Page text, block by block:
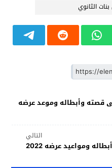
الثانوي
قصته وأبطاله وموعد عرضه
التالي
ومواعيد عرضه 2022